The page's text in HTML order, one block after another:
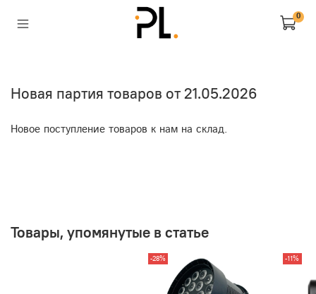
0
Новая партия товаров от 21.05.2026
Новое поступление товаров к нам на склад.
Товары, упомянутые в статье
-28% -11%